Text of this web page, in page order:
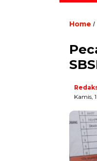
Home /
Kamis,